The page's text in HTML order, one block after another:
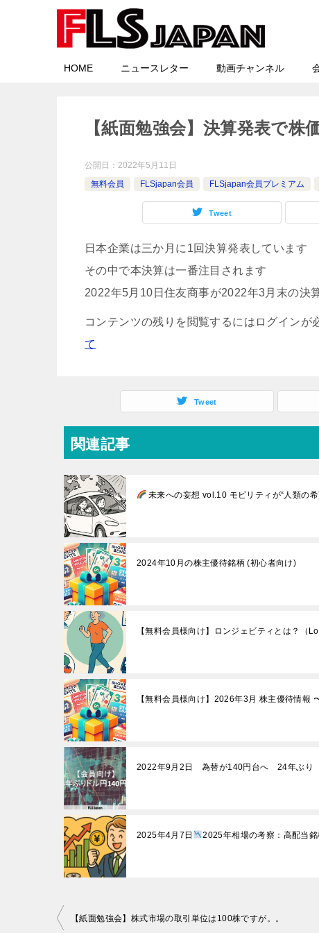
HOME ニュースレター 動画チャンネル
【紙面勉強会】決算発表で株
公開日： 2022年5月11日
無料会員
FLSjapan会員 FLSjapan会員プレミアム
Tweet
日本企業は三か月に1回決算発表しています
その中で本決算は一番注目されます
2022年5月10日住友商事が2022年3月末の決
コンテンツの残りを閲覧するにはログインが
て
Tweet
関連記事
未来への妄想 vol.10 モビリティが“人類の希
2024年10月の株主優待銘柄 (初心者向け)
【無料会員様向け】ロンジェビティとは？（
【無料会員様向け】2026年3月 株主優待情報
2022年9月2日 為替が140円台へ 24年ぶり
2025年4月7日 2025年相場の考察：高配当
投
【紙面勉強会】株式市場の取引単位は100株ですが。。